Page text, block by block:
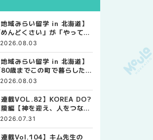
地域みらい留学 in 北海道】
めんどくさい」が「やってみ
」に変わった。 十勝の風
由な高校生活
2026.08.03
地域みらい留学 in 北海道】
80歳までこの町で暮らした
標津高校で踏み出した、
2026.08.03
連載VOL.82】KOREA DO?
編【神を迎え、人をつなぐ
― 江陵端午祭 】
2026.07.31
連載Vol.104】キム先生の